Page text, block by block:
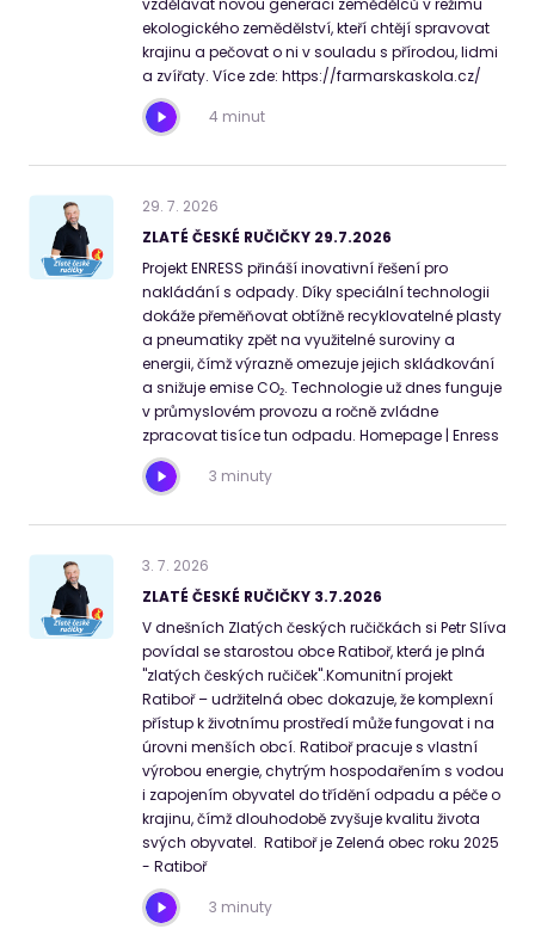
vzdělávat novou generaci zemědělců v režimu
ekologického zemědělství, kteří chtějí spravovat
krajinu a pečovat o ni v souladu s přírodou, lidmi
a zvířaty. Více zde: https://farmarskaskola.cz/
4 minut
29. 7. 2026
ZLATÉ ČESKÉ RUČIČKY 29.7.2026
Projekt ENRESS přináší inovativní řešení pro
nakládání s odpady. Díky speciální technologii
dokáže přeměňovat obtížně recyklovatelné plasty
a pneumatiky zpět na využitelné suroviny a
energii, čímž výrazně omezuje jejich skládkování
a snižuje emise CO₂. Technologie už dnes funguje
v průmyslovém provozu a ročně zvládne
zpracovat tisíce tun odpadu. Homepage | Enress
3 minuty
3. 7. 2026
ZLATÉ ČESKÉ RUČIČKY 3.7.2026
V dnešních Zlatých českých ručičkách si Petr Slíva
povídal se starostou obce Ratiboř, která je plná
"zlatých českých ručiček".Komunitní projekt
Ratiboř – udržitelná obec dokazuje, že komplexní
přístup k životnímu prostředí může fungovat i na
úrovni menších obcí. Ratiboř pracuje s vlastní
výrobou energie, chytrým hospodařením s vodou
i zapojením obyvatel do třídění odpadu a péče o
krajinu, čímž dlouhodobě zvyšuje kvalitu života
svých obyvatel. Ratiboř je Zelená obec roku 2025
- Ratiboř
3 minuty